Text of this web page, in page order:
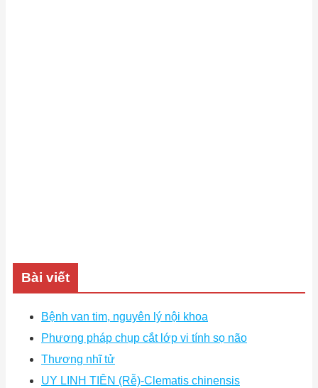
Bài viết
Bệnh van tim, nguyên lý nội khoa
Phương pháp chụp cắt lớp vi tính sọ não
Thương nhĩ tử
UY LINH TIÊN (Rễ)-Clematis chinensis